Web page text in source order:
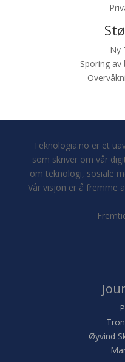
Ny
Sporing
Teknologia.no er et
som skriver om vår
om teknologi, sosiale
Vår visjon er å fremme
Øyvind